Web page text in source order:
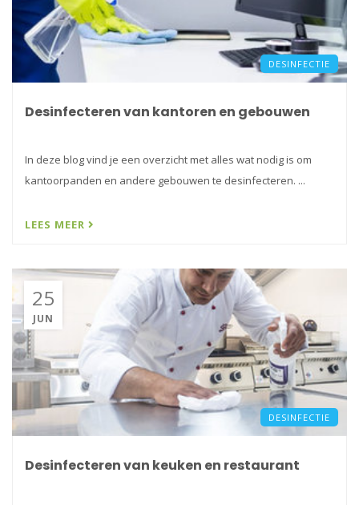
DESINFECTIE
Desinfecteren van kantoren en gebouwen
In deze blog vind je een overzicht met alles wat nodig is om
kantoorpanden en andere gebouwen te desinfecteren. ...
LEES MEER
25
JUN
DESINFECTIE
Desinfecteren van keuken en restaurant